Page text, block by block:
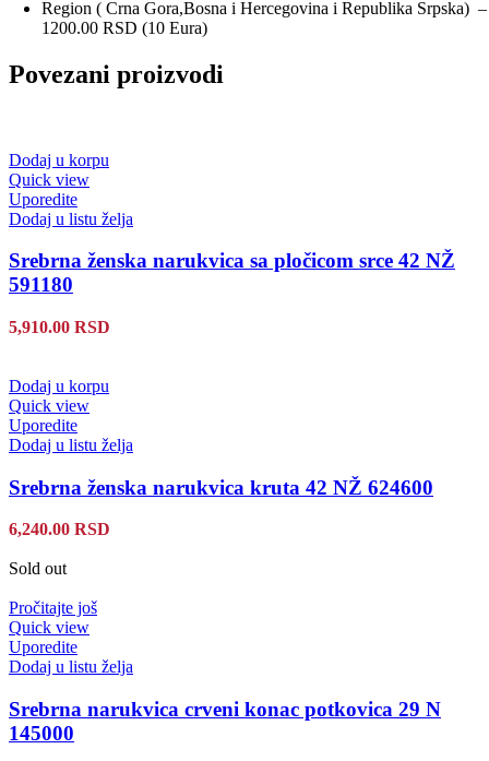
Region ( Crna Gora,Bosna i Hercegovina i Republika Srpska) –
1200.00 RSD (10 Eura)
Povezani proizvodi
Dodaj u korpu
Quick view
Uporedite
Dodaj u listu želja
Srebrna ženska narukvica sa pločicom srce 42 NŽ
591180
5,910.00 RSD
Dodaj u korpu
Quick view
Uporedite
Dodaj u listu želja
Srebrna ženska narukvica kruta 42 NŽ 624600
6,240.00 RSD
Sold out
Pročitajte još
Quick view
Uporedite
Dodaj u listu želja
Srebrna narukvica crveni konac potkovica 29 N
145000